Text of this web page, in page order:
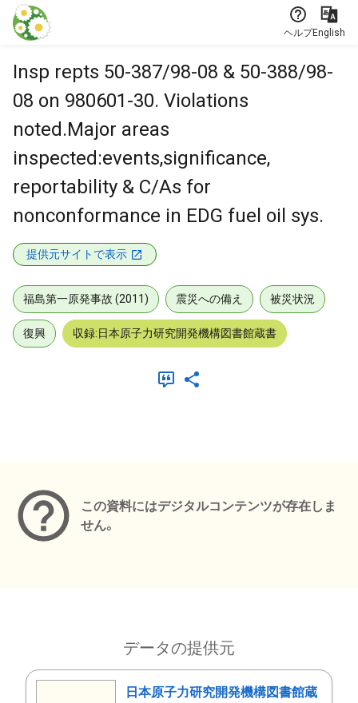
本文に飛ぶ
ヘルプEnglish
Insp repts 50-387/98-08 & 50-388/98-
08 on 980601-30. Violations
noted.Major areas
inspected:events,significance,
reportability & C/As for
nonconformance in EDG fuel oil sys.
提供元サイトで表示
福島第一原発事故 (2011) 震災への備え 被災状況
復興 収録:日本原子力研究開発機構図書館蔵書
この資料にはデジタルコンテンツが存在しま
せん。
データの提供元
日本原子力研究開発機構図書館蔵